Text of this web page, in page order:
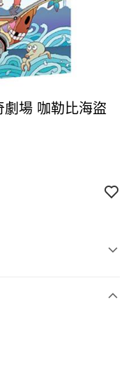
劇場 咖勒比海盜